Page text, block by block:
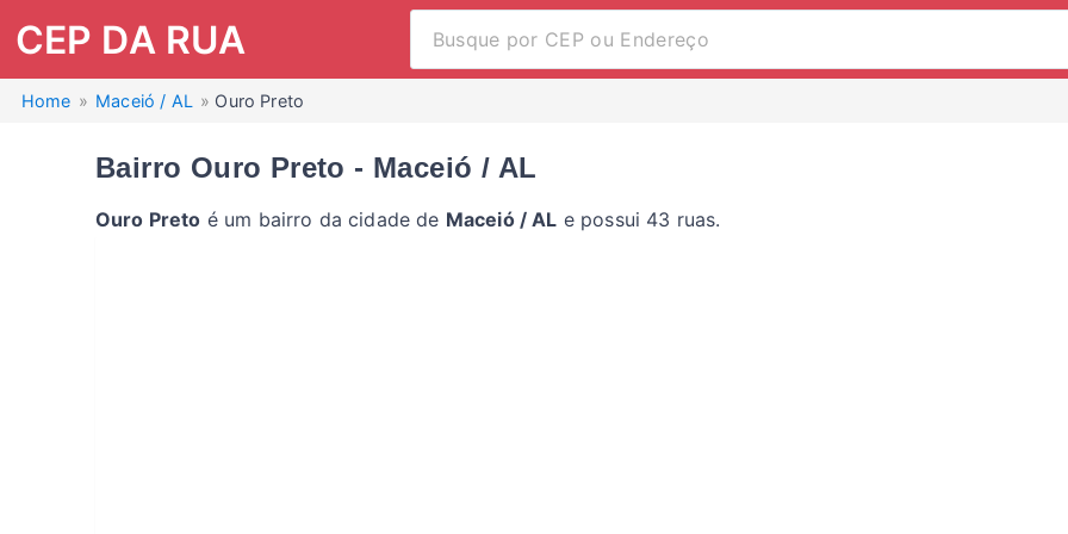
CEP DA RUA
Home Maceió / AL Ouro Preto
Bairro Ouro Preto - Maceió / AL
Ouro Preto é um bairro da cidade de Maceió / AL e possui 43 ruas.